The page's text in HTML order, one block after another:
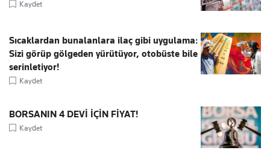
Kaydet
Sıcaklardan bunalanlara ilaç gibi uygulama:
Sizi görüp gölgeden yürütüyor, otobüste bile
serinletiyor!
Kaydet
BORSANIN 4 DEVİ İÇİN FİYAT!
Kaydet